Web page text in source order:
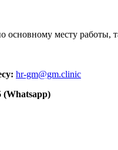
основному месту работы,
hr-gm@gm.clinic
(Whatsapp)